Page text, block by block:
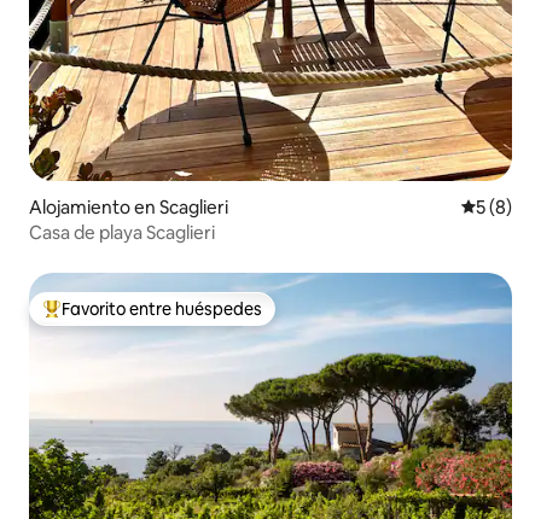
Alojamiento en Scaglieri
5 (8)
Casa de playa Scaglieri
Favorito entre huéspedes preferido
Favorito entre huéspedes